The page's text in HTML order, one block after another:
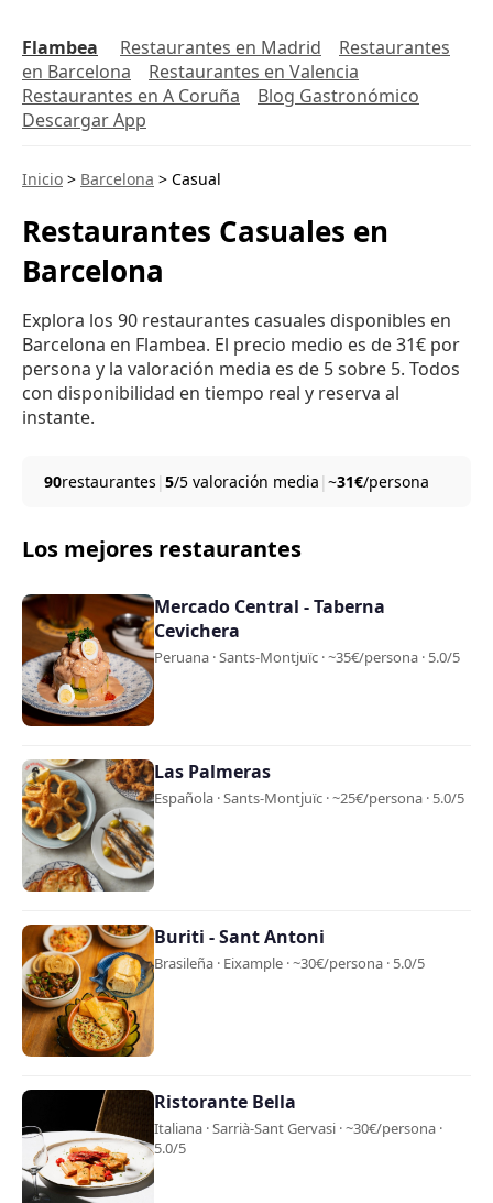
Flambea Restaurantes en Madrid
Restaurantes
en Barcelona
Restaurantes en Valencia
Restaurantes en A Coruña
Blog Gastronómico
Descargar App
Inicio > Barcelona > Casual
Restaurantes Casuales en
Barcelona
Explora los 90 restaurantes casuales disponibles en
Barcelona en Flambea. El precio medio es de 31€ por
persona y la valoración media es de 5 sobre 5. Todos
con disponibilidad en tiempo real y reserva al
instante.
90restaurantes | 5/5 valoración media | ~31€/persona
Los mejores restaurantes
Mercado Central - Taberna
Cevichera
Peruana · Sants-Montjuïc · ~35€/persona · 5.0/5
Las Palmeras
Española · Sants-Montjuïc · ~25€/persona · 5.0/5
Buriti - Sant Antoni
Brasileña · Eixample · ~30€/persona · 5.0/5
Ristorante Bella
Italiana · Sarrià-Sant Gervasi · ~30€/persona ·
5.0/5